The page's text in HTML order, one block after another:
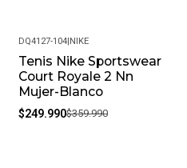
-31%
DQ4127-104|NIKE
Tenis Nike Sportswear
Court Royale 2 Nn
Mujer-Blanco
$249.990$359.990